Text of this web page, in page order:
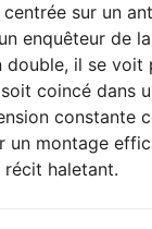
sur un
enquêteur de
il se
coincé dans
constante
montage
haletant.